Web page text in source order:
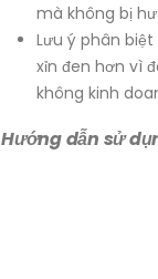
mà không bị hư
Lưu ý phân
xỉn đen hơn vì
không kinh
Hướng dẫn sử